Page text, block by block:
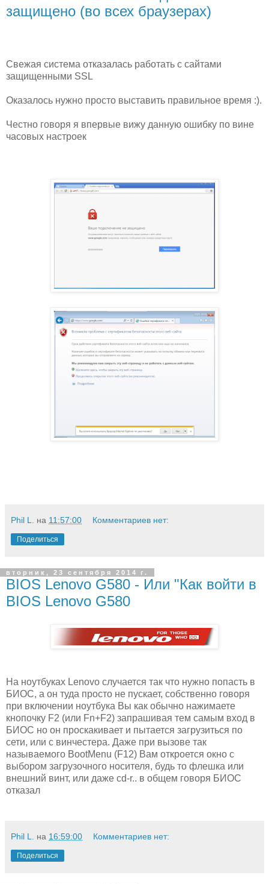
защищено (во всех браузерах)
Свежая система отказалась работать с сайтами
защищенными SSL
Оказалось нужно просто выставить правильное время :).
Честно говоря я впервые вижу данную ошибку по вине
часовых настроек
Phil L. на 11:57:00 Комментариев нет:
Поделиться
вторник, 23 сентября 2014 г.
BIOS Lenovo G580 - Или "Как войти в
BIOS Lenovo G580
На ноутбуках Lenovo случается так что нужно попасть в
БИОС, а он туда просто не пускает, собственно говоря
при включении ноутбука Вы как обычно нажимаете
кнопочку F2 (или Fn+F2) запрашивая тем самым вход в
БИОС но он проскакивает и пытается загрузиться по
сети, или с винчестера. Даже при вызове так
называемого BootMenu (F12) Вам откроется окно с
выбором загрузочного носителя, будь то флешка или
внешний винт, или даже cd-r.. в общем говоря БИОС
отказал
Phil L. на 16:59:00 Комментариев нет:
Поделиться